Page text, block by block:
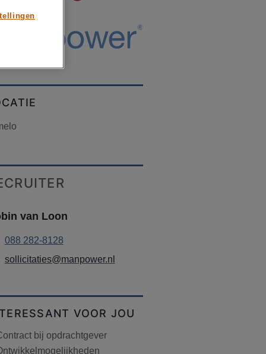
van Loon
088 282-8128
sollicitaties@manpower.nl
VOOR JOU
bij opdrachtgever